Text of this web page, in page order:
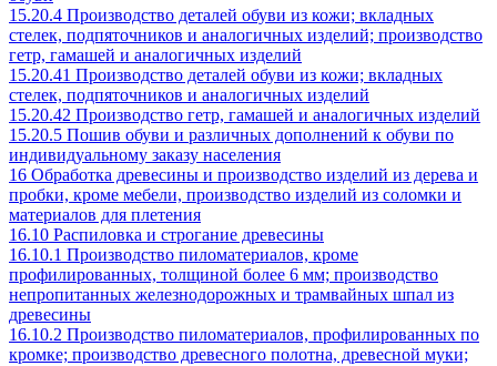
15.20.4 Производство деталей обуви из кожи; вкладных
стелек, подпяточников и аналогичных изделий; производство
гетр, гамашей и аналогичных изделий
15.20.41 Производство деталей обуви из кожи; вкладных
стелек, подпяточников и аналогичных изделий
15.20.42 Производство гетр, гамашей и аналогичных изделий
15.20.5 Пошив обуви и различных дополнений к обуви по
индивидуальному заказу населения
16 Обработка древесины и производство изделий из дерева и
пробки, кроме мебели, производство изделий из соломки и
материалов для плетения
16.10 Распиловка и строгание древесины
16.10.1 Производство пиломатериалов, кроме
профилированных, толщиной более 6 мм; производство
непропитанных железнодорожных и трамвайных шпал из
древесины
16.10.2 Производство пиломатериалов, профилированных по
кромке; производство древесного полотна, древесной муки;